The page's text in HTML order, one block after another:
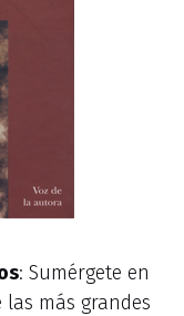
: Sumérgete en
más grandes